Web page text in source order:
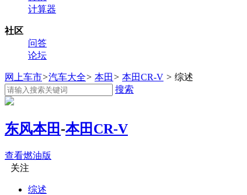
计算器
社区
问答
论坛
网上车市>汽车大全> 本田 > 本田CR-V > 综述
搜索
东风本田-本田CR-V
查看燃油版
关注
综述